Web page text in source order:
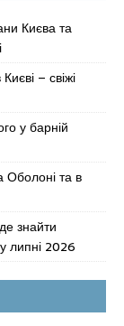
Києва та
– свіжі
у барній
Оболоні та в
знайти
липні 2026